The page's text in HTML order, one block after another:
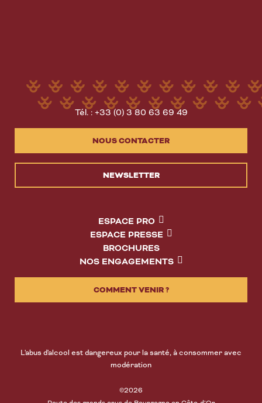
Tél. : +33 (0) 3 80 63 69 49
NOUS CONTACTER
NEWSLETTER
ESPACE PRO
ESPACE PRESSE
BROCHURES
NOS ENGAGEMENTS
COMMENT VENIR ?
L'abus d'alcool est dangereux pour la santé, à consommer avec
modération
©2026